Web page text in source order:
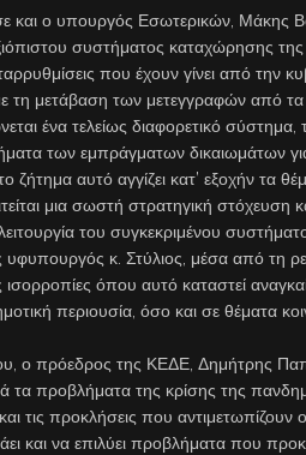
και ο υπουργός Εσωτερικών, Μάκης
συστήματος καταχώρησης
που έχουν γίνει από την
τη μετάβαση των μετεγγραφών από
ένα τελείως διαφορετικό σύστημα,
των εμπράγματων δικαιωμάτων
ζήτημα αυτό αγγίζει κατ’ εξοχήν τα
μια σωστή στρατηγική στόχευση
του συγκεκριμένου
υφυπουργός κ. Στύλιος, μέσα από τη
ισορροπίες όπου αυτό καταστεί
περιουσία, όσο και σε θέματα
ο πρόεδρος της ΚΕΔΕ, Δημήτρης
τα προβλήματα της κρίσης της
τις προκλήσεις που
και να επιλύει προβλήματα που